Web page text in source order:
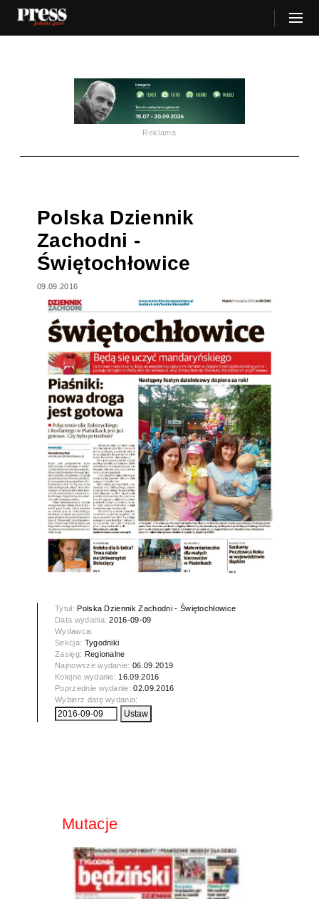
Reklama
Polska Dziennik
Zachodni -
Świętochłowice
09.09.2016
Tytuł: Polska Dziennik Zachodni - Świętochłowice
Data wydania:2016-09-09
Wydawca:
Sekcja: Tygodniki
Zasięg: Regionalne
Najnowsze wydanie:06.09.2019
Kolejne wydanie: 16.09.2016
Poprzednie wydanie:02.09.2016
Wybierz datę wydania:
Mutacje